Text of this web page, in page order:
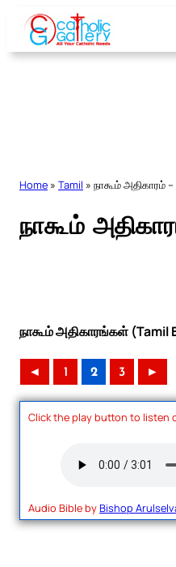
Skip
content
Home » Tamil » நாகூம் அதிகாரம் –
நாகூம்
நாகூம் அதிகாரங்கள் (Tamil
◄ 1 2 3 ►
Click the play button to listen
Audio Bible byBishop